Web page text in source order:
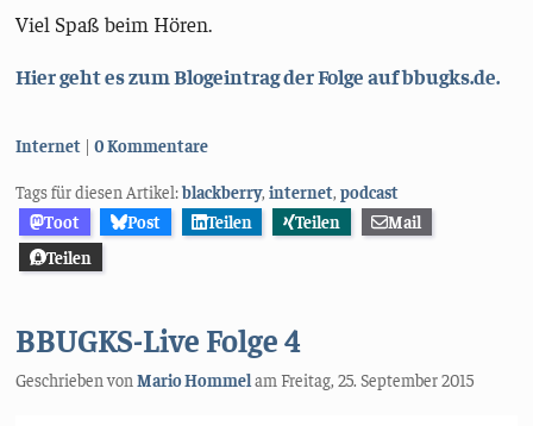
Viel Spaß beim Hören.
Hier geht es zum Blogeintrag der Folge auf bbugks.de.
Kategorien:
Internet 0 Kommentare
Tags für diesen Artikel:blackberry,internet,podcast
Toot
Post Teilen Teilen
Mail
Teilen
BBUGKS-Live Folge 4
Geschrieben vonMario HommelamFreitag, 25. September 2015